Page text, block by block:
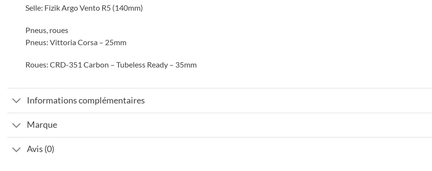
Selle: Fizik Argo Vento R5 (140mm)
Pneus, roues
Pneus: Vittoria Corsa – 25mm
Roues: CRD-351 Carbon – Tubeless Ready – 35mm
Informations complémentaires
Marque
Avis (0)